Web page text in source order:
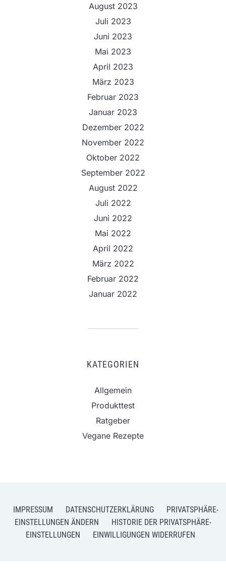
August 2023
Juli 2023
Juni 2023
Mai 2023
April 2023
März 2023
Februar 2023
Januar 2023
Dezember 2022
November 2022
Oktober 2022
September 2022
August 2022
Juli 2022
Juni 2022
Mai 2022
April 2022
März 2022
Februar 2022
Januar 2022
KATEGORIEN
Allgemein
Produkttest
Ratgeber
Vegane Rezepte
IMPRESSUM DATENSCHUTZERKLÄRUNG
PRIVATSPHÄRE-
EINSTELLUNGEN ÄNDERN
HISTORIE DER PRIVATSPHÄRE-
EINSTELLUNGEN
EINWILLIGUNGEN WIDERRUFEN